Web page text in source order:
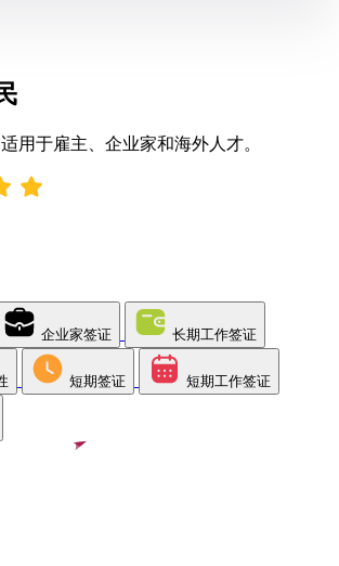
用于雇主、企业家和海外人才。
企业家签证 长期工作签证
短期签证 短期工作签证